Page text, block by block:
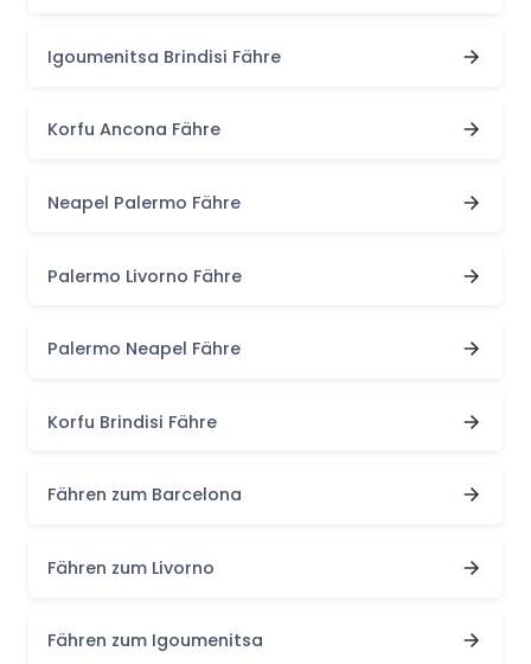
Igoumenitsa Brindisi Fähre
Korfu Ancona Fähre
Neapel Palermo Fähre
Palermo Livorno Fähre
Palermo Neapel Fähre
Korfu Brindisi Fähre
Fähren zum Barcelona
Fähren zum Livorno
Fähren zum Igoumenitsa